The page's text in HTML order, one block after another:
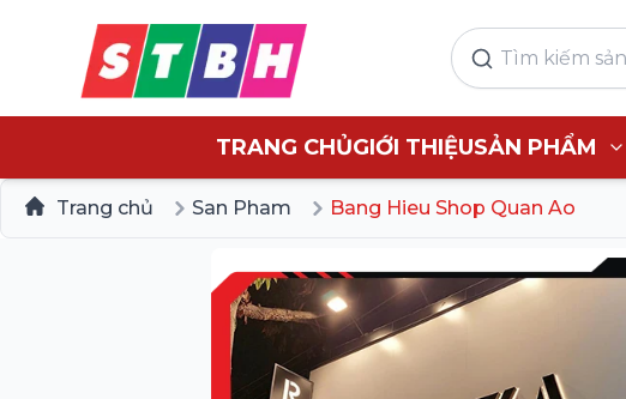
TRANG CHỦGIỚI THIỆUSẢN PHẨM
Trang chủ San Pham Bang Hieu Shop Quan Ao